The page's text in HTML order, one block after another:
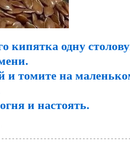
кипятка одну
томите на
и настоять.